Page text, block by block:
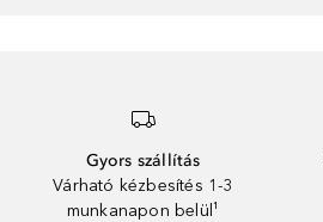
Gyors szállítás
Várható kézbesítés 1-3
munkanapon belül¹